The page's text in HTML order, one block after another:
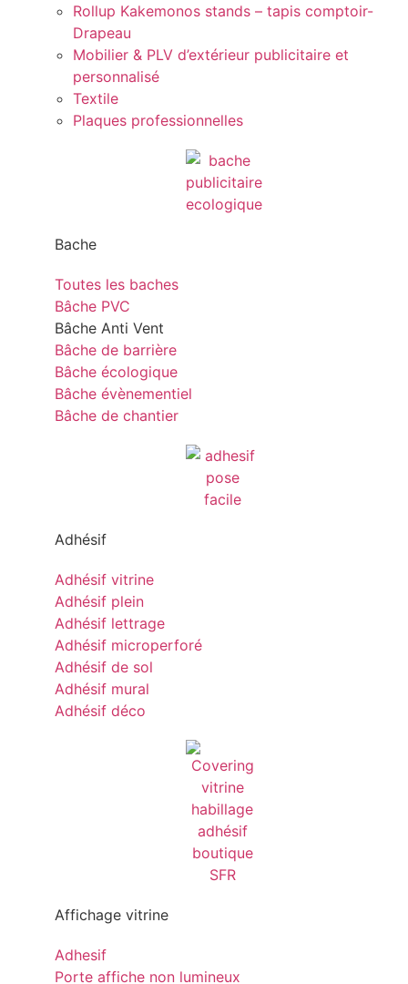
Rollup Kakemonos stands – tapis comptoir-
Drapeau
Mobilier & PLV d’extérieur publicitaire et
personnalisé
Textile
Plaques professionnelles
Bache
Toutes les baches
Bâche PVC
Bâche Anti Vent
Bâche de barrière
Bâche écologique
Bâche évènementiel
Bâche de chantier
Adhésif
Adhésif vitrine
Adhésif plein
Adhésif lettrage
Adhésif microperforé
Adhésif de sol
Adhésif mural
Adhésif déco
Affichage vitrine
Adhesif
Porte affiche non lumineux